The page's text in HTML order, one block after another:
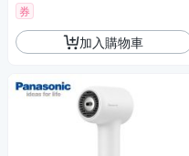
券
加入購物車